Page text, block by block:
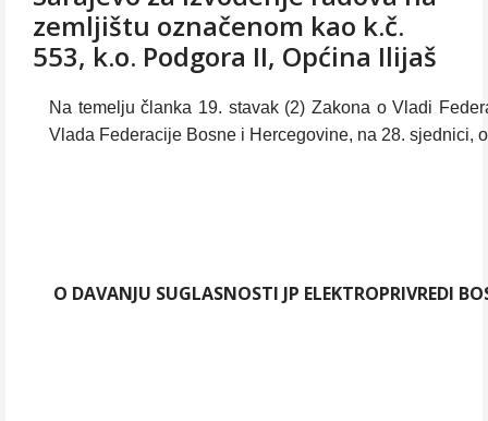
zemljištu označenom kao k.č.
553, k.o. Podgora II, Općina Ilijaš
Na temelju članka 19. stavak (2) Zakona o Vladi
Vlada Federacije Bosne i Hercegovine, na 28. sjednici,
O DAVANJU SUGLASNOSTI JP ELEKTROPRIVREDI